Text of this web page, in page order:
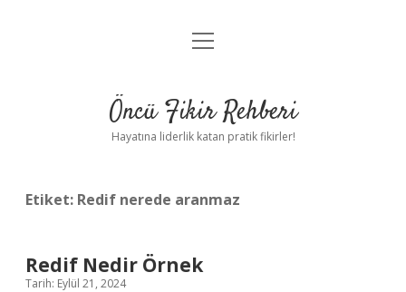
Anasayfa
Yasal Uyarı
menüyü
Öncü Fikir Rehberi
Hayatına liderlik katan pratik fikirler!
Etiket: Redif nerede aranmaz
Redif Nedir Örnek
Tarih: Eylül 21, 2024